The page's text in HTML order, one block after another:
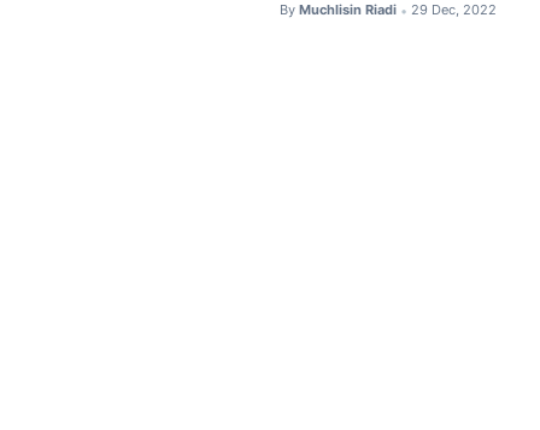
By Muchlisin Riadi • 29 Dec, 2022